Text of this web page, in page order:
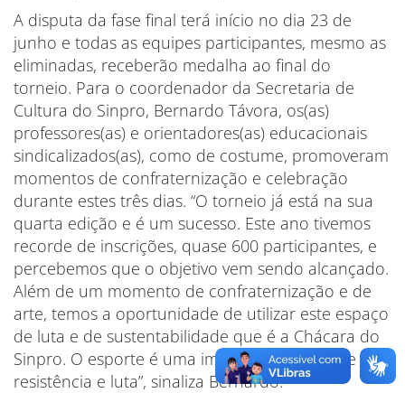
A disputa da fase final terá início no dia 23 de
junho e todas as equipes participantes, mesmo as
eliminadas, receberão medalha ao final do
torneio. Para o coordenador da Secretaria de
Cultura do Sinpro, Bernardo Távora, os(as)
professores(as) e orientadores(as) educacionais
sindicalizados(as), como de costume, promoveram
momentos de confraternização e celebração
durante estes três dias. “O torneio já está na sua
quarta edição e é um sucesso. Este ano tivemos
recorde de inscrições, quase 600 participantes, e
percebemos que o objetivo vem sendo alcançado.
Além de um momento de confraternização e de
arte, temos a oportunidade de utilizar este espaço
de luta e de sustentabilidade que é a Chácara do
Sinpro. O esporte é uma importante forma de
resistência e luta”, sinaliza Bernardo.